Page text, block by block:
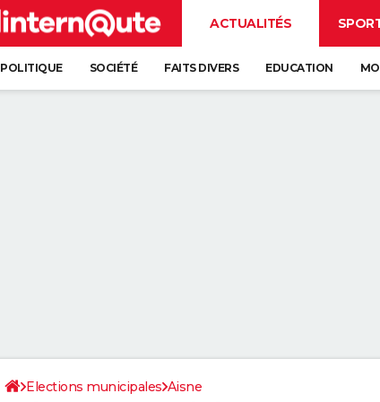
ACTUALITÉS
POLITIQUE SOCIÉTÉ FAITS DIVERS EDUCATION
Elections municipales Aisne